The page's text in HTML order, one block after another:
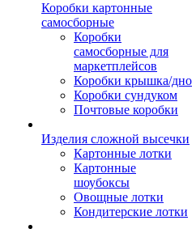
Коробки картонные
самосборные
Коробки
самосборные для
маркетплейсов
Коробки крышка/дно
Коробки сундуком
Почтовые коробки
Изделия сложной высечки
Картонные лотки
Картонные
шоубоксы
Овощные лотки
Кондитерские лотки